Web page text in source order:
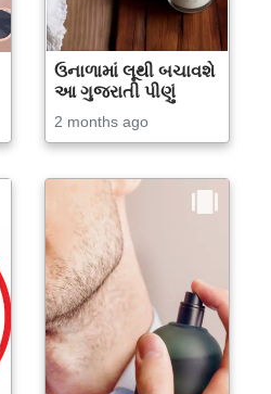
ઉનાળામાં લૂથી બચાવશે
આ ગુજરાતી પીણું
2 months ago